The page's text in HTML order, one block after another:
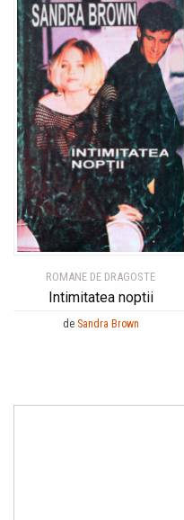
ROMANE DE DRAGOSTE
Intimitatea noptii
de Sandra Brown